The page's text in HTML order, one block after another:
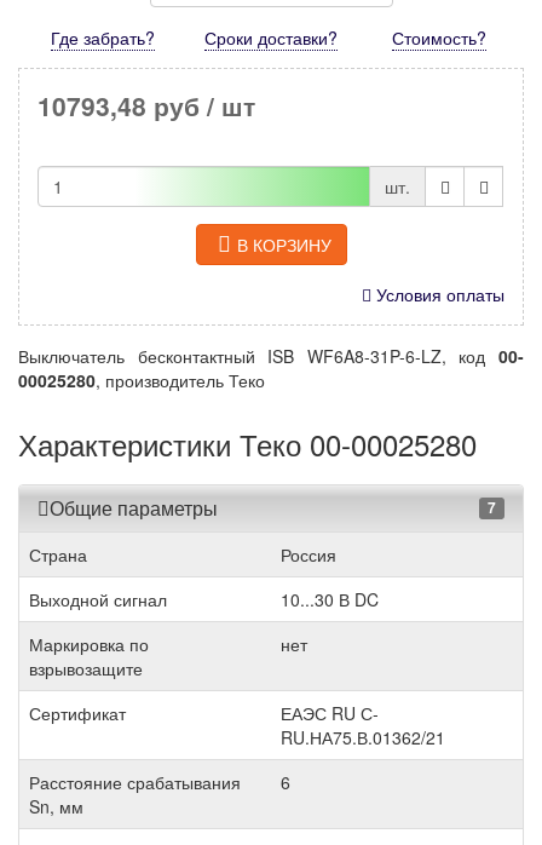
Где забрать? Сроки доставки? Стоимость?
10793,48 руб / шт
шт.
В КОРЗИНУ
Условия оплаты
Выключатель бесконтактный ISB WF6A8-31P-6-LZ, код 00-
00025280, производитель Теко
Характеристики Теко 00-00025280
Общие параметры 7
Страна
Россия
Выходной сигнал
10...30 В DC
Маркировка по
взрывозащите
нет
Сертификат
ЕАЭС RU С-
RU.НА75.В.01362/21
Расстояние срабатывания
Sn, мм
6